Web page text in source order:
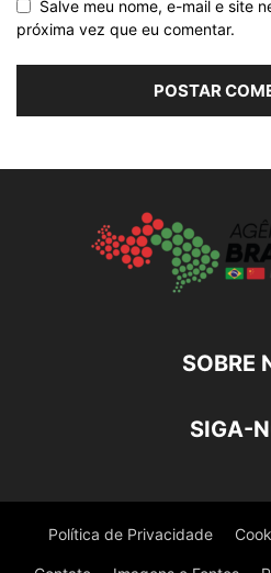
Salve meu nome, e-mail e site
próxima vez que eu comentar.
SOBRE
SIGA-
Política de Privacidade